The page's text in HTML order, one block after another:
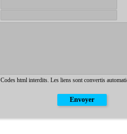
Codes html interdits. Les liens sont convertis